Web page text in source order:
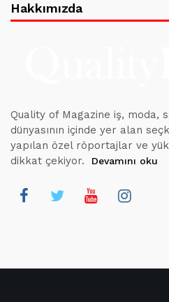
Hakkımızda
Quality of Magazine iş, moda,
dünyasının içinde yer alan
yapılan özel röportajlar ve
dikkat çekiyor.
Devamını oku